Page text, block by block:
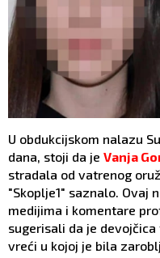
U obdukcijskom nalazu
dana, stoji da je Vanja
stradala od vatrenog
"Skoplje1" saznalo. Ovaj
medijima i komentare
sugerisali da je devojčica
vreći u kojoj je bila